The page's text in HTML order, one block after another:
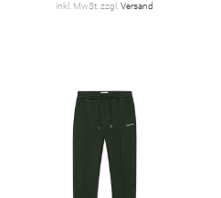
inkl. MwSt. zzgl. Versand